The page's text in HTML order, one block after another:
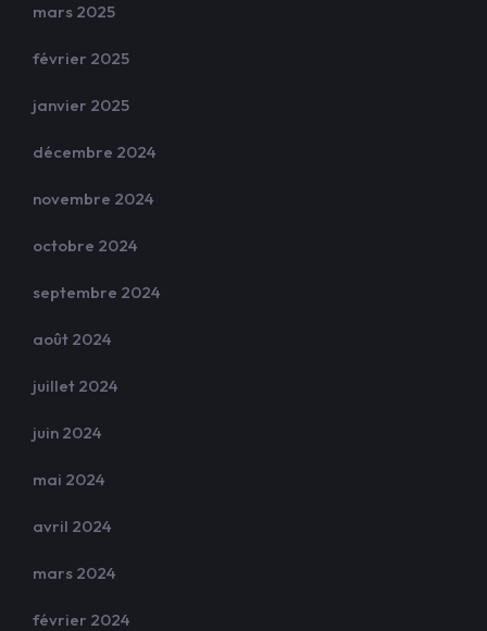
mars 2025
février 2025
janvier 2025
décembre 2024
novembre 2024
octobre 2024
septembre 2024
août 2024
juillet 2024
juin 2024
mai 2024
avril 2024
mars 2024
février 2024